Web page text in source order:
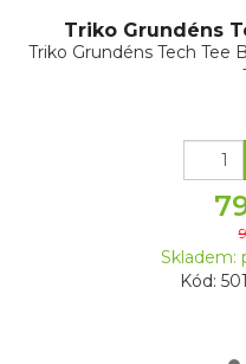
Triko Grundéns
Triko Grundéns Tech Tee
Skladem:
Kód: